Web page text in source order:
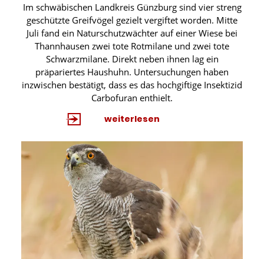
Im schwäbischen Landkreis Günzburg sind vier streng
geschützte Greifvögel gezielt vergiftet worden. Mitte
Juli fand ein Naturschutzwächter auf einer Wiese bei
Thannhausen zwei tote Rotmilane und zwei tote
Schwarzmilane. Direkt neben ihnen lag ein
präpariertes Haushuhn. Untersuchungen haben
inzwischen bestätigt, dass es das hochgiftige Insektizid
Carbofuran enthielt.
weiterlesen